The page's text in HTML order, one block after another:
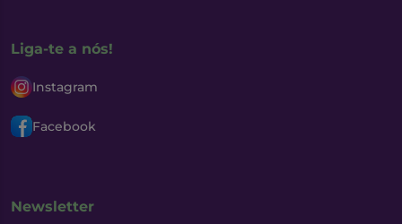
Liga-te a nós!
Instagram
Facebook
Newsletter